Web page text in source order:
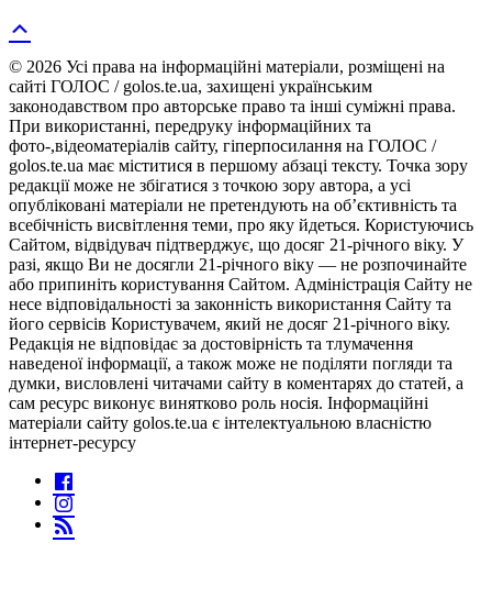
© 2026 Усі права на інформаційні матеріали, розміщені на
сайті ГОЛОС / golos.te.ua, захищені українським
законодавством про авторське право та інші суміжні права.
При використанні, передруку інформаційних та
фото-,відеоматеріалів сайту, гіперпосилання на ГОЛОС /
golos.te.ua має міститися в першому абзаці тексту. Точка зору
редакції може не збігатися з точкою зору автора, а усі
опубліковані матеріали не претендують на об’єктивність та
всебічність висвітлення теми, про яку йдеться. Користуючись
Сайтом, відвідувач підтверджує, що досяг 21-річного віку. У
разі, якщо Ви не досягли 21-річного віку — не розпочинайте
або припиніть користування Сайтом. Адміністрація Сайту не
несе відповідальності за законність використання Сайту та
його сервісів Користувачем, який не досяг 21-річного віку.
Редакція не відповідає за достовірність та тлумачення
наведеної інформації, а також може не поділяти погляди та
думки, висловлені читачами сайту в коментарях до статей, а
сам ресурс виконує винятково роль носія. Інформаційні
матеріали сайту golos.te.ua є інтелектуальною власністю
інтернет-ресурсу